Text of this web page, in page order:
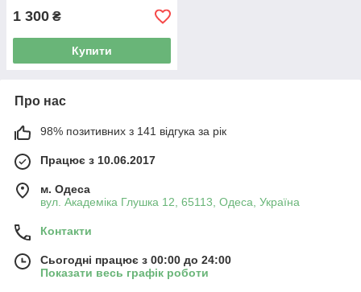
1 300 ₴
Купити
Про нас
98% позитивних з 141 відгука за рік
Працює з 10.06.2017
м. Одеса
вул. Академіка Глушка 12, 65113, Одеса, Україна
Контакти
Сьогодні працює з 00:00 до 24:00
Показати весь графік роботи